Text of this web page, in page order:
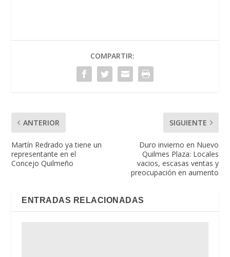
COMPARTIR:
ANTERIOR
Martín Redrado ya tiene un
representante en el
Concejo Quilmeño
SIGUIENTE
Duro invierno en Nuevo
Quilmes Plaza: Locales
vacios, escasas ventas y
preocupación en aumento
ENTRADAS RELACIONADAS